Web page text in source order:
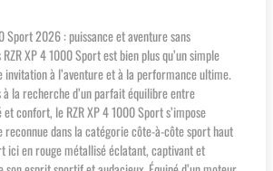
Sport 2026 : puissance et aventure sans
XP 4 1000 Sport est bien plus qu’un simple
invitation à l’aventure et à la performance ultime.
la recherche d’un parfait équilibre entre
confort, le RZR XP 4 1000 Sport s’impose
dans la catégorie côte-à-côte sport haut
ici en rouge métallisé éclatant, captivant et